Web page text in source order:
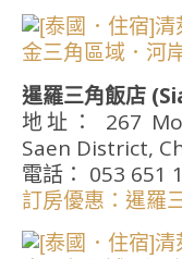
暹羅三角飯店
地址： 267
Saen District,
電話： 053 651
訂房優惠：暹羅